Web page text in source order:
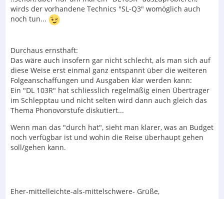
wirds der vorhandene Technics "SL-Q3" womöglich auch
noch tun...
Durchaus ernsthaft:
Das wäre auch insofern gar nicht schlecht, als man sich auf
diese Weise erst einmal ganz entspannt über die weiteren
Folgeanschaffungen und Ausgaben klar werden kann:
Ein "DL 103R" hat schliesslich regelmäßig einen Übertrager
im Schlepptau und nicht selten wird dann auch gleich das
Thema Phonovorstufe diskutiert...
Wenn man das "durch hat", sieht man klarer, was an Budget
noch verfügbar ist und wohin die Reise überhaupt gehen
soll/gehen kann.
Eher-mittelleichte-als-mittelschwere- Grüße,